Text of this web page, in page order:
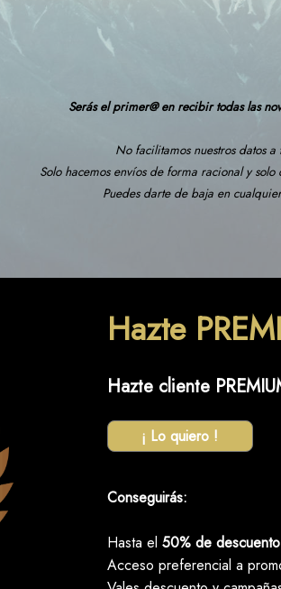
Serás el primer@ en recibir todas las
No facilitamos nuestros datos a
Solo hacemos envíos de forma racional y
Puedes darte de baja en
Hazte
Hazte cliente
¡ Lo quiero !
Conseguirás:
Hasta el 50% de descuento
Acceso preferencial a